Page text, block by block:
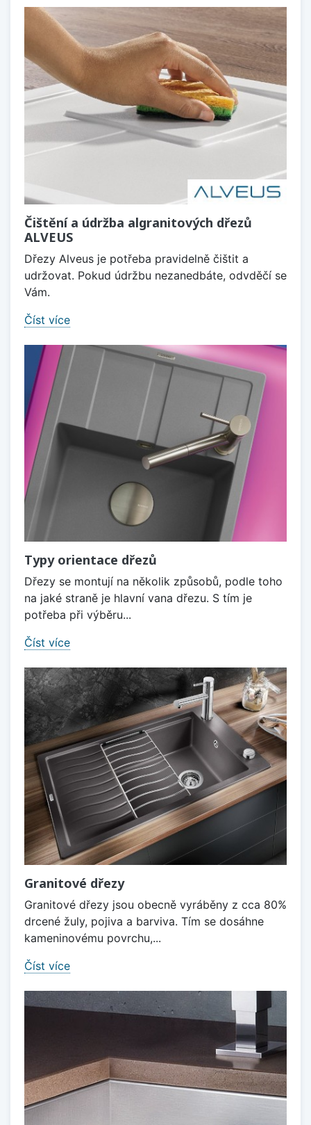
Čištění a údržba algranitových dřezů
ALVEUS
Dřezy Alveus je potřeba pravidelně čištit a
udržovat. Pokud údržbu nezanedbáte, odvděčí se
Vám.
Číst více
Typy orientace dřezů
Dřezy se montují na několik způsobů, podle toho
na jaké straně je hlavní vana dřezu. S tím je
potřeba při výběru...
Číst více
Granitové dřezy
Granitové dřezy jsou obecně vyráběny z cca 80%
drcené žuly, pojiva a barviva. Tím se dosáhne
kameninovému povrchu,...
Číst více